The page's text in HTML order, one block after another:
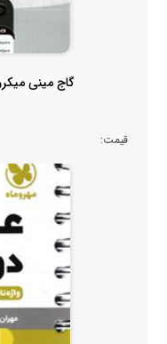
گاج مینی
قیمت: